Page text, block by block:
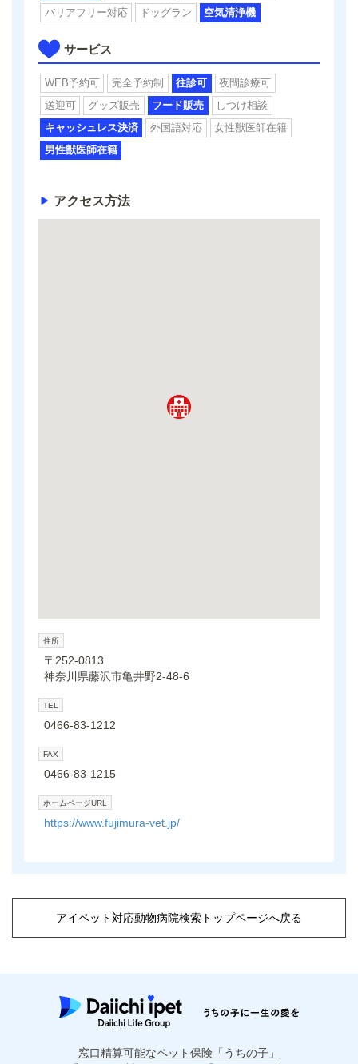
バリアフリー対応
ドッグラン 空気清浄機
サービス
WEB予約可 完全予約制 往診可
夜間診療可
送迎可
グッズ販売 フード販売
しつけ相談
キャッシュレス決済
外国語対応
女性獣医師在籍
男性獣医師在籍
アクセス方法
住所
〒252-0813
神奈川県藤沢市亀井野2-48-6
TEL
0466-83-1212
FAX
0466-83-1215
ホームページURL
https://www.fujimura-vet.jp/
アイペット対応動物病院検索トップページへ戻る
窓口精算可能なペット保険「うちの子」